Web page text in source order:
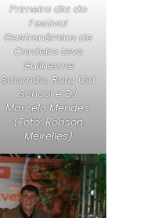
Primeiro dia do
Festival
Gastronômico de
Cordeiro teve
Guilherme
Salomão, Rota Old
School e DJ
Marcelo Mendes.
(Foto: Robson
Meirelles)